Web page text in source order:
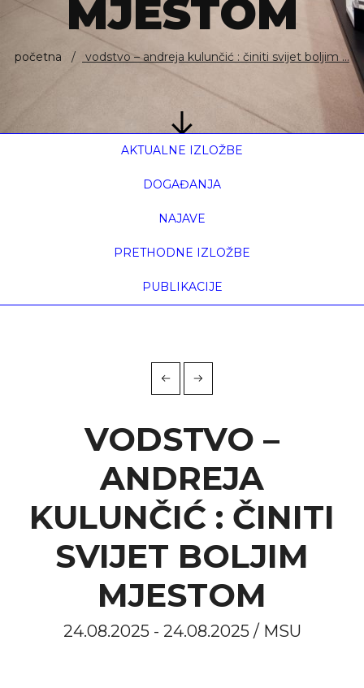
MJESTOM
početna vodstvo – andreja kulunčić : činiti svijet boljim ...
AKTUALNE IZLOŽBE
DOGAĐANJA
NAJAVE
PRETHODNE IZLOŽBE
PUBLIKACIJE
VODSTVO –
ANDREJA
KULUNČIĆ : ČINITI
SVIJET BOLJIM
MJESTOM
24.08.2025 - 24.08.2025 / MSU